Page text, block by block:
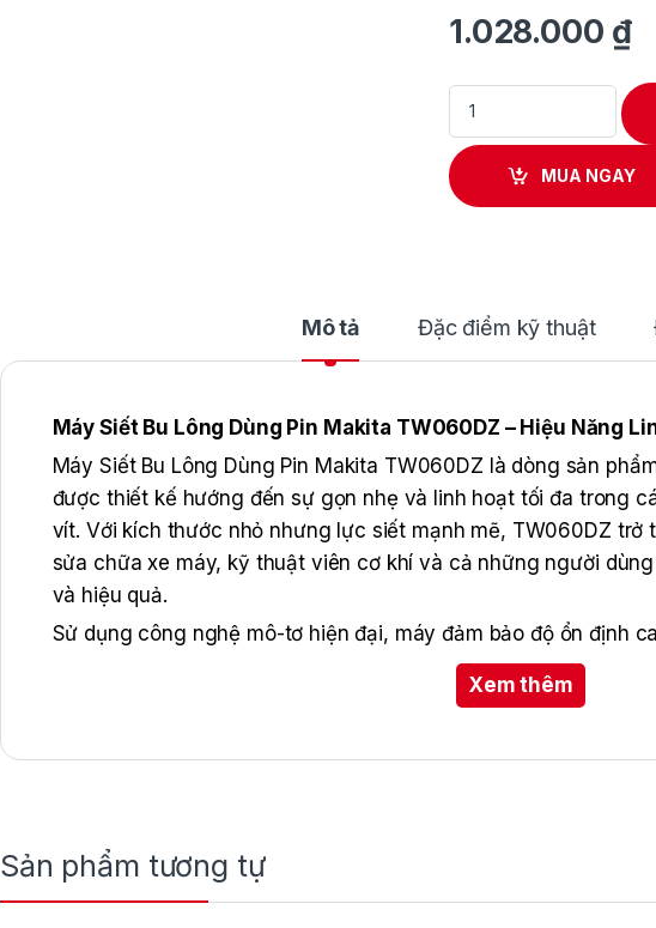
1.028.000 ₫
Máy Siết Bu Lông Dùng
MUA NGAY
Mô tả Đặc điểm kỹ thuật
Máy Siết Bu Lông Dùng Pin Makita TW060DZ – Hiệu Năng
Máy Siết Bu Lông Dùng Pin Makita TW060DZ là dòng sản
được thiết kế hướng đến sự gọn nhẹ và linh hoạt tối đa trong
vít. Với kích thước nhỏ nhưng lực siết mạnh mẽ, TW060DZ
sửa chữa xe máy, kỹ thuật viên cơ khí và cả những người
và hiệu quả.
Sử dụng công nghệ mô-tơ hiện đại, máy đảm bảo độ ổn định
năng hoạt động bền bỉ cùng tuổi thọ lâu dài giúp sản phẩm
Xem thêm
Sản phẩm tương tự